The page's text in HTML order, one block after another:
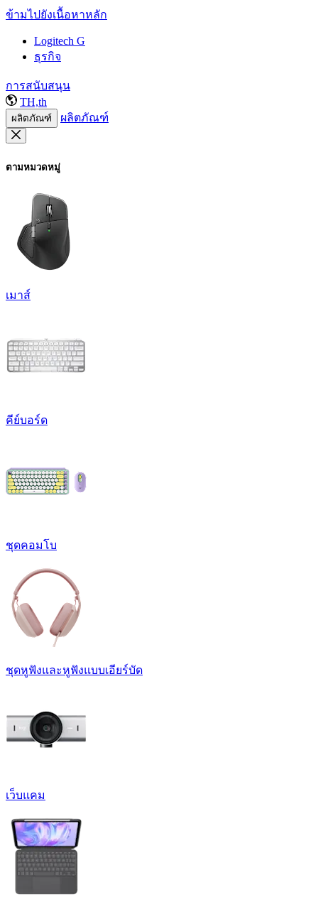
ข้ามไปยังเนื้อหาหลัก
Logitech G
ธุรกิจ
การสนับสนุน
TH,th
ผลิตภัณฑ์ ผลิตภัณฑ์
ตามหมวดหมู่
เมาส์
คีย์บอร์ด
ชุดคอมโบ
ชุดหูฟังและหูฟังแบบเอียร์บัด
เว็บแคม